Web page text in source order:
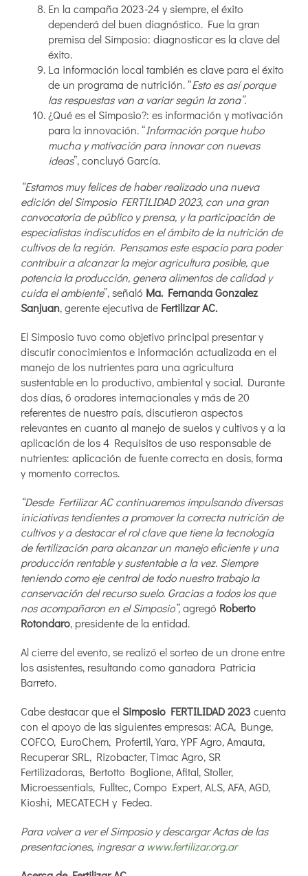
En la campaña 2023-24 y siempre, el éxito
dependerá del buen diagnóstico. Fue la gran
premisa del Simposio: diagnosticar es la clave del
éxito.
La información local también es clave para el éxito
de un programa de nutrición. “Esto es así porque
las respuestas van a variar según la zona”.
¿Qué es el Simposio?: es información y motivación
para la innovación. “Información porque hubo
mucha y motivación para innovar con nuevas
ideas”, concluyó García.
“Estamos muy felices de haber realizado una nueva
edición del Simposio FERTILIDAD 2023, con una gran
convocatoria de público y prensa, y la participación de
especialistas indiscutidos en el ámbito de la nutrición de
cultivos de la región. Pensamos este espacio para poder
contribuir a alcanzar la mejor agricultura posible, que
potencia la producción, genera alimentos de calidad y
cuida el ambiente”, señaló Ma. Fernanda Gonzalez
Sanjuan, gerente ejecutiva de Fertilizar AC.
El Simposio tuvo como objetivo principal presentar y
discutir conocimientos e información actualizada en el
manejo de los nutrientes para una agricultura
sustentable en lo productivo, ambiental y social. Durante
dos días, 6 oradores internacionales y más de 20
referentes de nuestro país, discutieron aspectos
relevantes en cuanto al manejo de suelos y cultivos y a la
aplicación de los 4 Requisitos de uso responsable de
nutrientes: aplicación de fuente correcta en dosis, forma
y momento correctos.
“Desde Fertilizar AC continuaremos impulsando diversas
iniciativas tendientes a promover la correcta nutrición de
cultivos y a destacar el rol clave que tiene la tecnología
de fertilización para alcanzar un manejo eficiente y una
producción rentable y sustentable a la vez. Siempre
teniendo como eje central de todo nuestro trabajo la
conservación del recurso suelo. Gracias a todos los que
nos acompañaron en el Simposio”,agregó Roberto
Rotondaro, presidente de la entidad.
Al cierre del evento, se realizó el sorteo de un drone entre
los asistentes, resultando como ganadora Patricia
Barreto.
Cabe destacar que elSimposio FERTILIDAD 2023cuenta
con el apoyo de las siguientes empresas: ACA, Bunge,
COFCO, EuroChem, Profertil, Yara, YPF Agro, Amauta,
Recuperar SRL, Rizobacter, Timac Agro, SR
Fertilizadoras, Bertotto Boglione, Afital, Stoller,
Microessentials, Fulltec, Compo Expert, ALS, AFA, AGD,
Kioshi, MECATECH y Fedea.
Para volver a ver el Simposio y descargar Actas de las
presentaciones, ingresar a www.fertilizar.org.ar